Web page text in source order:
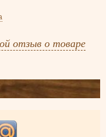
отзыв о товаре